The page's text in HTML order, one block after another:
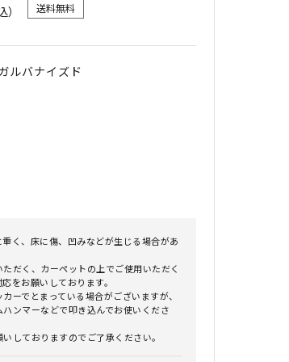
） 送料無料
ルバナイズド
く、床に傷、凹みなどが生じる場合があ
だく、カーペットの上でご使用いただく
をお願いしております。
ーでとまっている場合がございますが、
ンマーなどで叩き込んでお使いくださ
しておりますのでご了承ください。